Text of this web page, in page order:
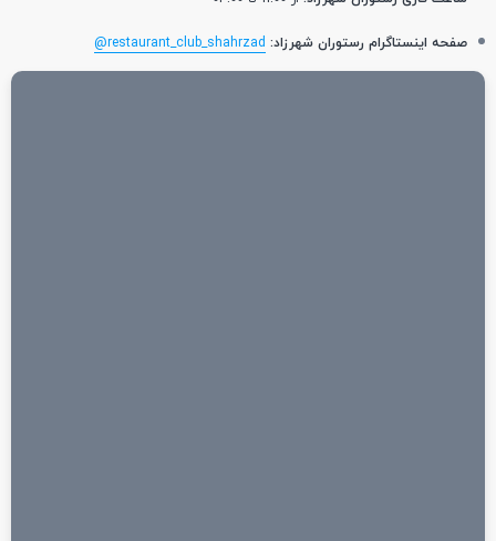
صفحه اینستاگرام رستوران شهرزاد: restaurant_club_shahrzad@